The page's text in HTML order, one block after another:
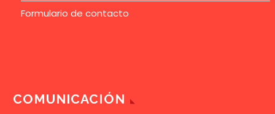
Formulario de contacto
COMUNICACIÓN